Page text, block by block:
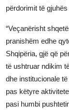
SHENDETI
JETA
Gallery
Shqip
përdorimit të
“Veçanërisht
pranishëm edhe
Shqipëria, gjë që
të ushtruar ndikim
dhe institucionale
pas këtyre
pasi humbi